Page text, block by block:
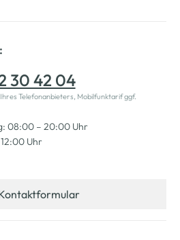
30 42 04
Telefonanbieters, Mobilfunktarif ggf.
08:00 – 20:00 Uhr
Uhr